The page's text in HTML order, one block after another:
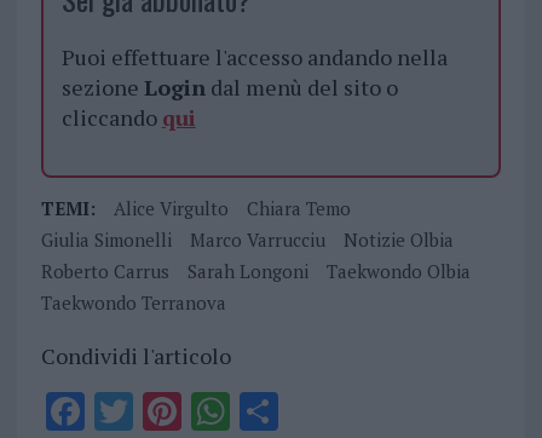
Puoi effettuare l'accesso andando nella
sezione Logindal menù del sito o
cliccando qui
TEMI: Alice Virgulto
Chiara Temo
Giulia Simonelli
Marco Varrucciu
Notizie Olbia
Roberto Carrus
Sarah Longoni
Taekwondo Olbia
Taekwondo Terranova
Condividi l'articolo
F T PiWS